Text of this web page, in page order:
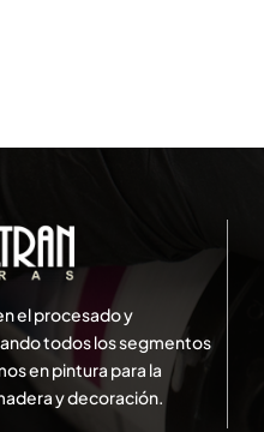
el procesado y
todos los segmentos
en pintura para la
y decoración.